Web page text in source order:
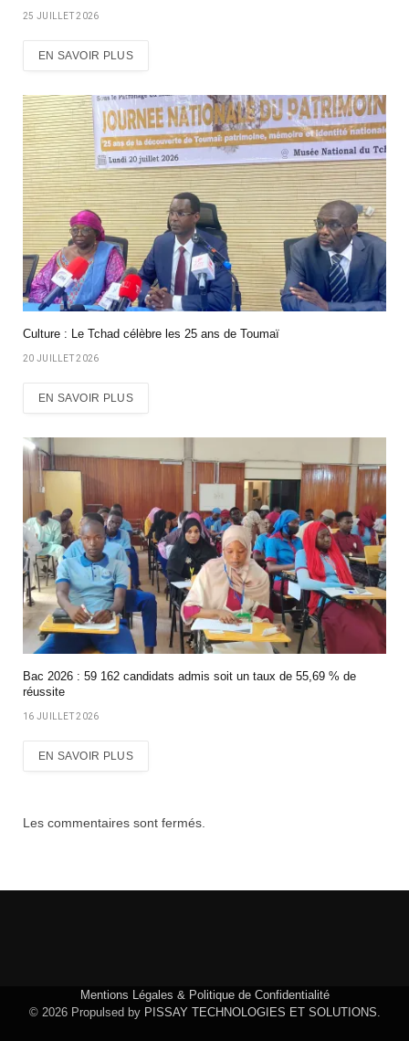
25 JUILLET 2026
EN SAVOIR PLUS
Culture : Le Tchad célèbre les 25 ans de Toumaï
20 JUILLET 2026
EN SAVOIR PLUS
Bac 2026 : 59 162 candidats admis soit un taux de 55,69 % de
réussite
16 JUILLET 2026
EN SAVOIR PLUS
Les commentaires sont fermés.
Mentions Légales & Politique de Confidentialité
© 2026 Propulsed by PISSAY TECHNOLOGIES ET SOLUTIONS